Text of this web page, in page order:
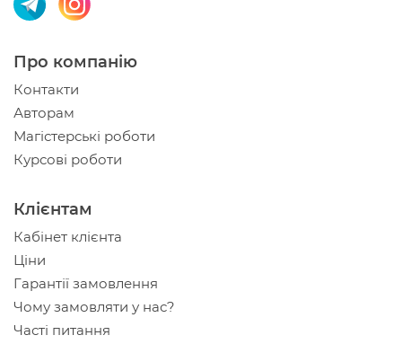
Про компанію
Контакти
Авторам
Магістерські роботи
Курсові роботи
Клієнтам
Кабінет клієнта
Ціни
Гарантії замовлення
Чому замовляти у нас?
Часті питання